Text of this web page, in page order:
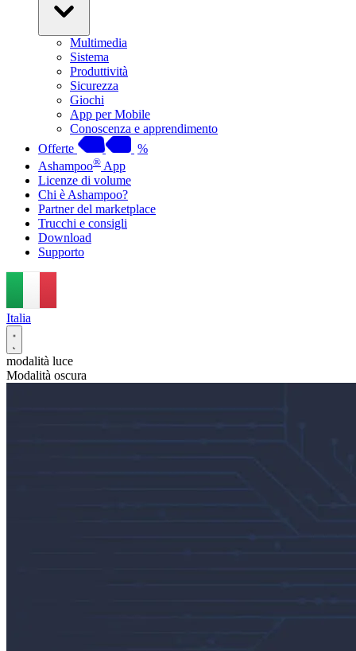
Multimedia
Sistema
Produttività
Sicurezza
Giochi
App per Mobile
Conoscenza e apprendimento
Offerte
%
Ashampoo® App
Licenze di volume
Chi è Ashampoo?
Partner del marketplace
Trucchi e consigli
Download
Supporto
Italia
modalità luce
Modalità oscura